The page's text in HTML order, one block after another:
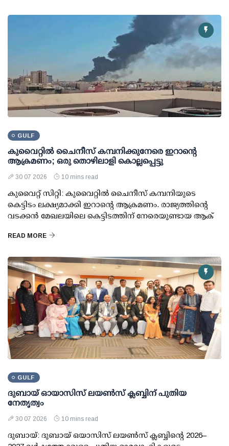
GULF
കുവൈറ്റില്‍ ചൈനീസ് കമ്പനിക്കുനേരെ ഇറാന്റെ
ആക്രമണം; ഒരു തൊഴിലാളി കൊല്ലപ്പെട്ടു
30 07 2026 10 mins read
കുവൈറ്റ് സിറ്റി: കുവൈറ്റില്‍ ചൈനീസ് കമ്പനിയുടെ
കെട്ടിടം ലക്ഷ്യമാക്കി ഇറാന്റെ ആക്രമണം. രാജ്യത്തിന്റെ
വടക്കന്‍ മേഖലയിലെ കെട്ടിടത്തിന് നേരെയുണ്ടായ ആക്
READ MORE
GULF
ദുബായ് ഓയാസിസ് ലയൺസ് ക്ലബ്ബിന് പുതിയ
നേതൃത്വം
30 07 2026 10 mins read
ദുബായ്: ദുബായ് ഒയാസിസ് ലയൺസ് ക്ലബ്ബിന്റെ 2026–